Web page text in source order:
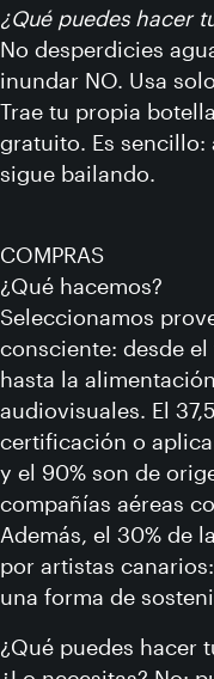
¿Qué puedes hacer
No desperdicies
inundar NO. Usa
Trae tu propia
gratuito. Es sencillo:
sigue bailando.
COMPRAS
¿Qué hacemos?
Seleccionamos
consciente: desde
hasta la
audiovisuales. El
certificación o
y el 90% son de
compañías aéreas
Además, el 30% de
por artistas
una forma de
¿Qué puedes hacer